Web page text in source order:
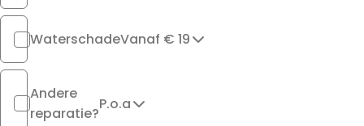
WaterschadeVanaf € 19
Andere
reparatie?
P.o.a